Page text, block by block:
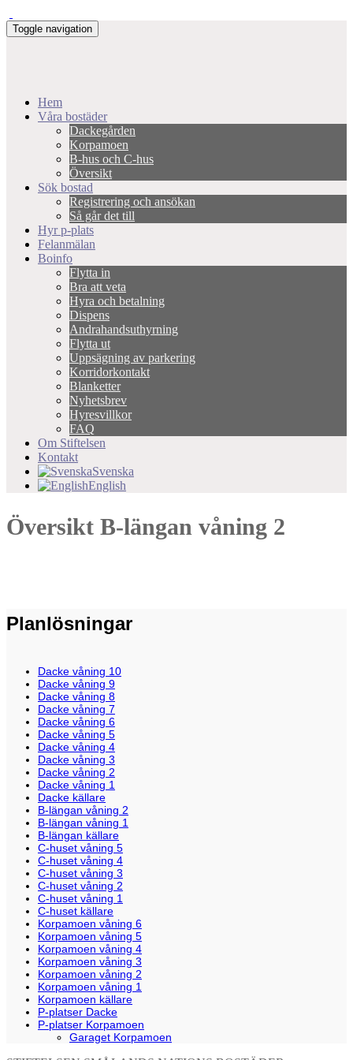
Toggle navigation
Hem
Våra bostäder
Dackegården
Korpamoen
B-hus och C-hus
Översikt
Sök bostad
Registrering och ansökan
Så går det till
Hyr p-plats
Felanmälan
Boinfo
Flytta in
Bra att veta
Hyra och betalning
Dispens
Andrahandsuthyrning
Flytta ut
Uppsägning av parkering
Korridorkontakt
Blanketter
Nyhetsbrev
Hyresvillkor
FAQ
Om Stiftelsen
Kontakt
Svenska
English
Översikt B-längan våning 2
Planlösningar
Dacke våning 10
Dacke våning 9
Dacke våning 8
Dacke våning 7
Dacke våning 6
Dacke våning 5
Dacke våning 4
Dacke våning 3
Dacke våning 2
Dacke våning 1
Dacke källare
B-längan våning 2
B-längan våning 1
B-längan källare
C-huset våning 5
C-huset våning 4
C-huset våning 3
C-huset våning 2
C-huset våning 1
C-huset källare
Korpamoen våning 6
Korpamoen våning 5
Korpamoen våning 4
Korpamoen våning 3
Korpamoen våning 2
Korpamoen våning 1
Korpamoen källare
P-platser Dacke
P-platser Korpamoen
Garaget Korpamoen